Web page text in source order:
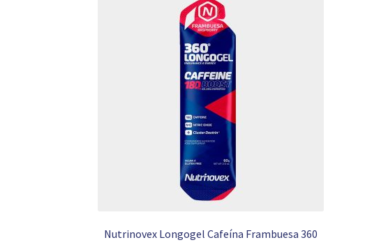
Nutrinovex Longogel Cafeína Frambuesa 360